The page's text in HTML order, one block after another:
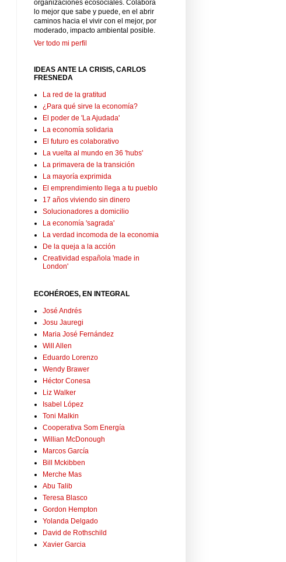
organizaciones ecosociales. Colabora
lo mejor que sabe y puede, en el abrir
caminos hacia el vivir con el mejor, por
moderado, impacto ambiental posible.
Ver todo mi perfil
IDEAS ANTE LA CRISIS, CARLOS
FRESNEDA
La red de la gratitud
¿Para qué sirve la economía?
El poder de 'La Ajudada'
La economía solidaria
El futuro es colaborativo
La vuelta al mundo en 36 'hubs'
La primavera de la transición
La mayoría exprimida
El emprendimiento llega a tu pueblo
17 años viviendo sin dinero
Solucionadores a domicilio
La economía 'sagrada'
La verdad incomoda de la economia
De la queja a la acción
Creatividad española 'made in
London'
ECOHÉROES, EN INTEGRAL
José Andrés
Josu Jauregi
Maria José Fernández
Will Allen
Eduardo Lorenzo
Wendy Brawer
Héctor Conesa
Liz Walker
Isabel López
Toni Malkin
Cooperativa Som Energía
Willian McDonough
Marcos García
Bill Mckibben
Merche Mas
Abu Talib
Teresa Blasco
Gordon Hempton
Yolanda Delgado
David de Rothschild
Xavier Garcia